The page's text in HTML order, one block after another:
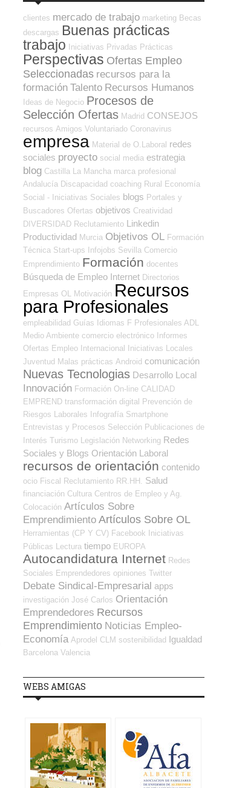
clientes mercado de trabajo marketing Becas
descargas Buenas prácticas
trabajo
Iniciativas Privadas Prácticas
Perspectivas Ofertas Empleo
Seleccionadas recursos para la
formación Talento Recursos Humanos
Ideas de Negocio Procesos de
Selección Ofertas Madrid CONSEJOS
recursos Amigos Voluntariado Coronavirus
empresa Material de O.Laboral redes
sociales proyecto social media estrategia
blog Castilla La Mancha marca profesional
Andalucía Discapacidad coaching Rural
Economía
Social - Iniciativas Sociales blogs Portales y
Buscadores Ofertas objetivos Creatividad
DIVERSIDAD Reclutamiento Linkedin
Productividad Murcia Objetivos OL Formación
Técnica Start-ups Infojobs Sevilla Comercio
Emprendimiento Formación docentes
Búsqueda de Empleo Internet Directorios
Empresas OL
Motivación Recursos
para Profesionales
empleabilidad Guías Idiomas F Profesionales ADL
Medio Ambiente comercio electrónico Informes
Ofertas Empleo Internacional
Iniciativas Locales
Juventud Malas prácticas Android comunicación
Nuevas Tecnologias Desarrollo Local
Innovación Formación On-line CALIDAD
EMPREND transformación digital
Prevención de
Riesgos Laborales
Infografía Smartphone
Entrevistas y Procesos Selección Publicaciones de
Interés Turismo Legislación Networking Redes
Sociales y Blogs Orientación Laboral
recursos de orientación contenido
ocio Fiscal Reclutamiento RR.HH. Salud
financiación Cultura Centros de Empleo y Ag.
Colocación Artículos Sobre
Emprendimiento Artículos Sobre OL
Herramientas (CP Y CV) Facebook
Iniciativas
Públicas
Lectura tiempo EUROPA
Autocandidatura Internet Redes
Sociales Emprendedores opiniones Twitter
Debate Sindical-Empresarial apps
investigación José Carlos Orientación
Emprendedores Recursos
Emprendimiento Noticias Empleo-
Economía Aprodel CLM sostenibilidad Igualdad
Barcelona Valencia
WEBS AMIGAS